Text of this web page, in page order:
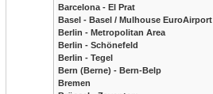
Barcelona - El Prat
Basel - Basel / Mulhouse EuroAirport
Berlin - Metropolitan Area
Berlin - Schönefeld
Berlin - Tegel
Bern (Berne) - Bern-Belp
Bremen